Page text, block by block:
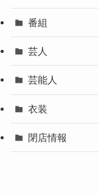
番組
芸人
芸能人
衣装
閉店情報